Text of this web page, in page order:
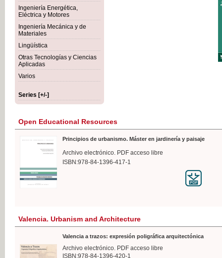
Ingeniería Energética,
Eléctrica y Motores
Ingeniería Mecánica y de
Materiales
Lingüística
Otras Tecnologías y Ciencias
Aplicadas
Varios
Series [+/-]
Open Educational Resources
Principios de urbanismo. Máster en jardinería y paisaje
Archivo electrónico. PDF acceso libre
ISBN:978-84-1396-417-1
Valencia. Urbanism and Architecture
Valencia a trazos: expresión poligráfica arquitectónica
Archivo electrónico. PDF acceso libre
ISBN:978-84-1396-420-1